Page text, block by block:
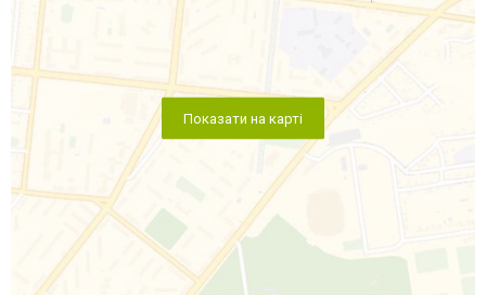
Показати на карті